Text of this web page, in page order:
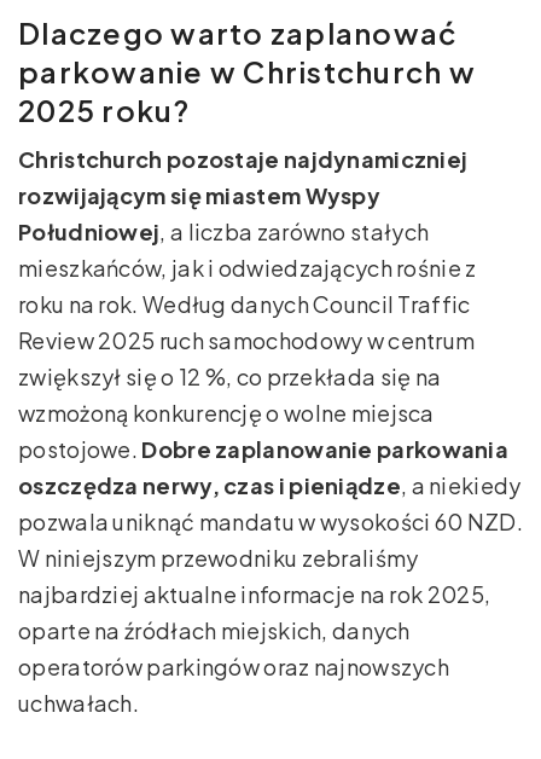
Dlaczego warto zaplanować
parkowanie w Christchurch w
2025 roku?
Christchurch pozostaje najdynamiczniej
rozwijającym się miastem Wyspy
Południowej, a liczba zarówno stałych
mieszkańców, jak i odwiedzających rośnie z
roku na rok. Według danych Council Traffic
Review 2025 ruch samochodowy w centrum
zwiększył się o 12 %, co przekłada się na
wzmożoną konkurencję o wolne miejsca
postojowe. Dobre zaplanowanie parkowania
oszczędza nerwy, czas i pieniądze, a niekiedy
pozwala uniknąć mandatu w wysokości 60 NZD.
W niniejszym przewodniku zebraliśmy
najbardziej aktualne informacje na rok 2025,
oparte na źródłach miejskich, danych
operatorów parkingów oraz najnowszych
uchwałach.